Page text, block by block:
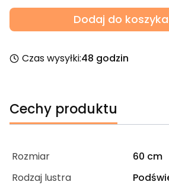
Dodaj do koszyka
Czas wysyłki:48 godzin
Cechy produktu
Rozmiar
60 cm
Rodzaj lustra